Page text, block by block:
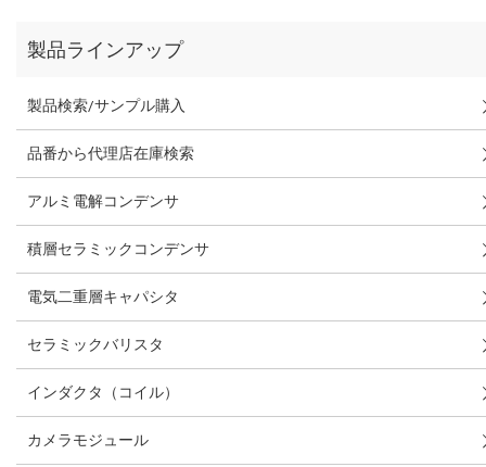
製品ラインアップ
製品検索/サンプル購入
品番から代理店在庫検索
アルミ電解コンデンサ
積層セラミックコンデンサ
電気二重層キャパシタ
セラミックバリスタ
インダクタ（コイル）
カメラモジュール